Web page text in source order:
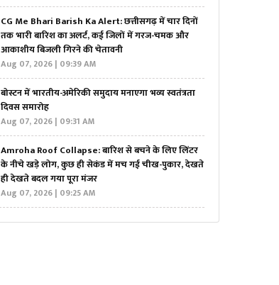
CG Me Bhari Barish Ka Alert: छत्तीसगढ़ में चार दिनों
तक भारी बारिश का अलर्ट, कई जिलों में गरज-चमक और
आकाशीय बिजली गिरने की चेतावनी
Aug 07, 2026 | 09:39 AM
बोस्टन में भारतीय-अमेरिकी समुदाय मनाएगा भव्य स्वतंत्रता
दिवस समारोह
Aug 07, 2026 | 09:31 AM
Amroha Roof Collapse: बारिश से बचने के लिए लिंटर
के नीचे खड़े लोग, कुछ ही सेकंड में मच गई चीख-पुकार, देखते
ही देखते बदल गया पूरा मंजर
Aug 07, 2026 | 09:25 AM